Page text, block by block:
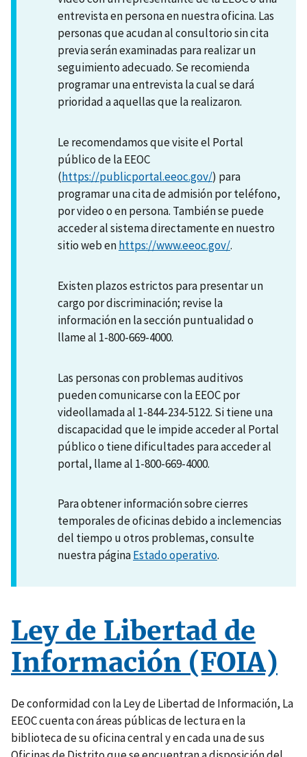
entrevista en persona en nuestra oficina. Las
personas que acudan al consultorio sin cita
previa serán examinadas para realizar un
seguimiento adecuado. Se recomienda
programar una entrevista la cual se dará
prioridad a aquellas que la realizaron.
Le recomendamos que visite el Portal
público de la EEOC
(https://publicportal.eeoc.gov/) para
programar una cita de admisión por teléfono,
por video o en persona. También se puede
acceder al sistema directamente en nuestro
sitio web enhttps://www.eeoc.gov/.
Existen plazos estrictos para presentar un
cargo por discriminación; revise la
información en la sección puntualidad o
llame al 1-800-669-4000.
Las personas con problemas auditivos
pueden comunicarse con la EEOC por
videollamada al 1-844-234-5122. Si tiene una
discapacidad que le impide acceder al Portal
público o tiene dificultades para acceder al
portal, llame al 1-800-669-4000.
Para obtener información sobre cierres
temporales de oficinas debido a inclemencias
del tiempo u otros problemas, consulte
nuestra páginaEstado operativo.
Ley de Libertad de
Información (FOIA)
De conformidad con la Ley de Libertad de Información, La
EEOC cuenta con áreas públicas de lectura en la
biblioteca de su oficina central y en cada una de sus